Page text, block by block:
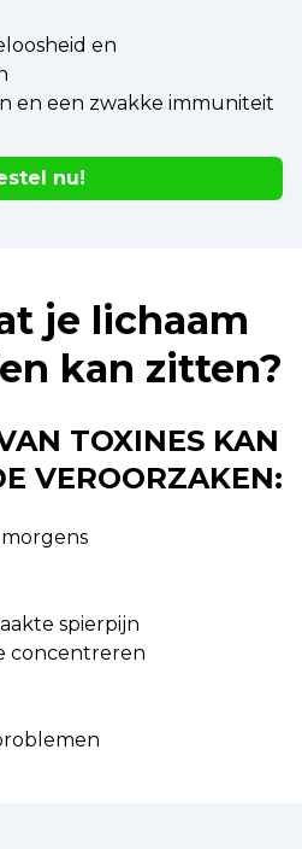
en
en een zwakke immuniteit
nu!
je lichaam
kan zitten?
TOXINES KAN
VEROORZAKEN:
spierpijn
concentreren